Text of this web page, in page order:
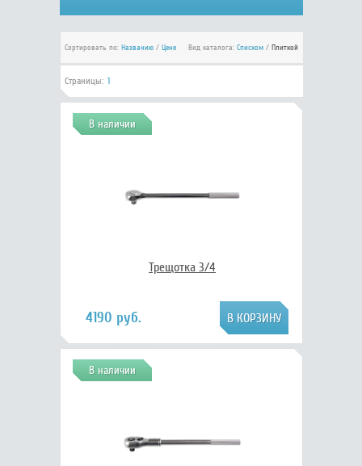
Сортировать по: Названию/ Цене Вид каталога: Списком/ Плиткой
Страницы: 1
В наличии
Трещотка 3/4
4190 руб.
В наличии